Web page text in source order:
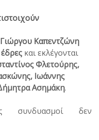
Γιώργου Καπεντζώνη
και εκλέγονται
Φλετούρης,
Ιωάννης
Ασημάκη.
συνδυασμοί δεν